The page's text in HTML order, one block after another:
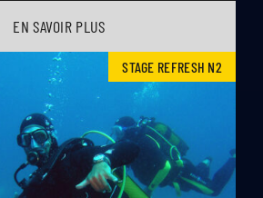
EN SAVOIR PLUS
STAGE REFRESH N2